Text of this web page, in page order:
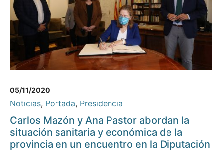
05/11/2020
Noticias, Portada, Presidencia
Carlos Mazón y Ana Pastor abordan la
situación sanitaria y económica de la
provincia en un encuentro en la Diputación